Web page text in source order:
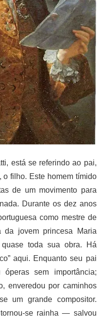
está se referindo ao pai,
filho. Este homem tímido
de um movimento para
Durante os dez anos
como mestre de
da jovem princesa Maria
toda sua obra. Há
aqui. Enquanto seu pai
sem importância;
enveredou por caminhos
um grande compositor.
se rainha — salvou